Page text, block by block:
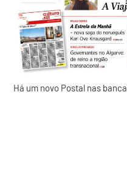
Há um novo Postal nas